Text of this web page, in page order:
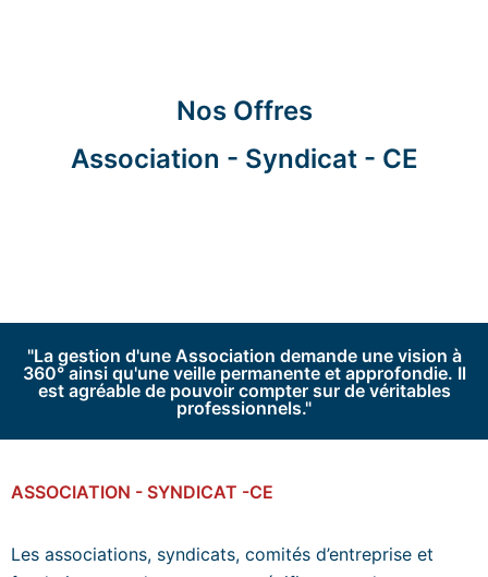
Nos Offres
Association - Syndicat - CE
"La gestion d'une Association demande une vision à
360° ainsi qu'une veille permanente et approfondie. Il
est agréable de pouvoir compter sur de véritables
professionnels."
ASSOCIATION - SYNDICAT -CE
Les associations, syndicats, comités d’entreprise et